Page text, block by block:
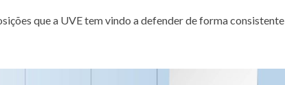
que a UVE tem vindo a defender de forma consistente